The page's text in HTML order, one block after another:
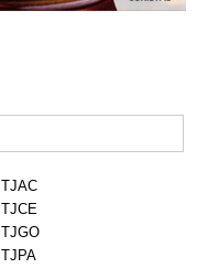
TJAC
TJCE
TJGO
TJPA